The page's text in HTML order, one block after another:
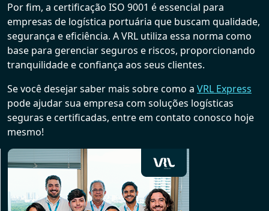
Por fim, a certificação ISO 9001 é essencial para
empresas de logística portuária que buscam qualidade,
segurança e eficiência. A VRL utiliza essa norma como
base para gerenciar seguros e riscos, proporcionando
tranquilidade e confiança aos seus clientes.
Se você desejar saber mais sobre como a VRL Express
pode ajudar sua empresa com soluções logísticas
seguras e certificadas, entre em contato conosco hoje
mesmo!